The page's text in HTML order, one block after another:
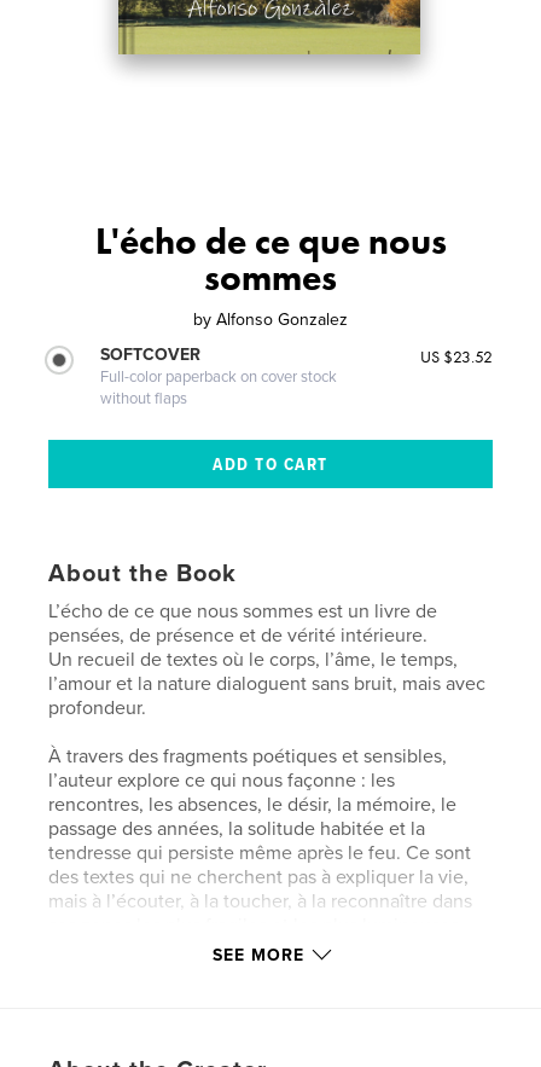
L'écho de ce que nous
sommes
by Alfonso Gonzalez
SOFTCOVER
Full-color paperback on cover stock
without flaps
US $23.52
About the Book
L’écho de ce que nous sommes est un livre de
pensées, de présence et de vérité intérieure.
Un recueil de textes où le corps, l’âme, le temps,
l’amour et la nature dialoguent sans bruit, mais avec
profondeur.
À travers des fragments poétiques et sensibles,
l’auteur explore ce qui nous façonne : les
rencontres, les absences, le désir, la mémoire, le
passage des années, la solitude habitée et la
tendresse qui persiste même après le feu. Ce sont
des textes qui ne cherchent pas à expliquer la vie,
mais à l’écouter, à la toucher, à la reconnaître dans
SEE MORE